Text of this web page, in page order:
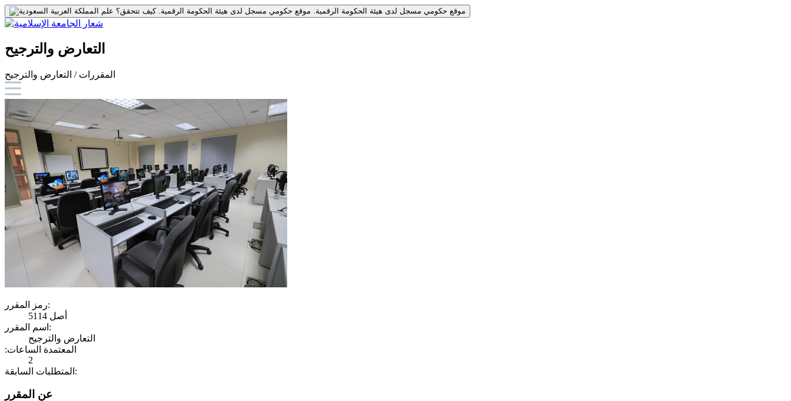
موقع حكومي مسجل لدى هيئة الحكومة الرقمية. موقع حكومي مسجل لدى هيئة الحكومة الرقمية.كيف تتحقق؟
التعارض والترجيح
المقررات / التعارض والترجيح
رمز المقرر:
أصل 5114
اسم المقرر:
التعارض والترجيح
:المعتمدة الساعات
2
المتطلبات السابقة:
عن المقرر